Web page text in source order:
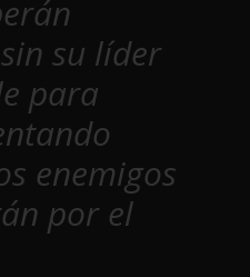
su líder
para
enemigos
por el